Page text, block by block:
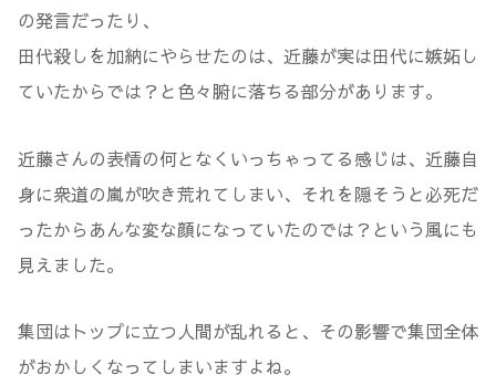
の発言だったり、
田代殺しを加納にやらせたのは、近藤が実は田代に嫉妬し
ていたからでは？と色々腑に落ちる部分があります。
近藤さんの表情の何となくいっちゃってる感じは、近藤自
身に衆道の嵐が吹き荒れてしまい、それを隠そうと必死だ
ったからあんな変な顔になっていたのでは？という風にも
見えました。
集団はトップに立つ人間が乱れると、その影響で集団全体
がおかしくなってしまいますよね。